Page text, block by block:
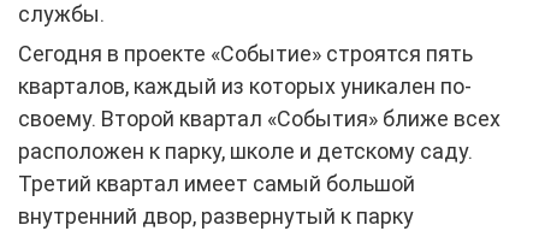
службы.
Сегодня в проекте «Событие» строятся пять
кварталов, каждый из которых уникален по-
своему. Второй квартал «События» ближе всех
расположен к парку, школе и детскому саду.
Третий квартал имеет самый большой
внутренний двор, развернутый к парку